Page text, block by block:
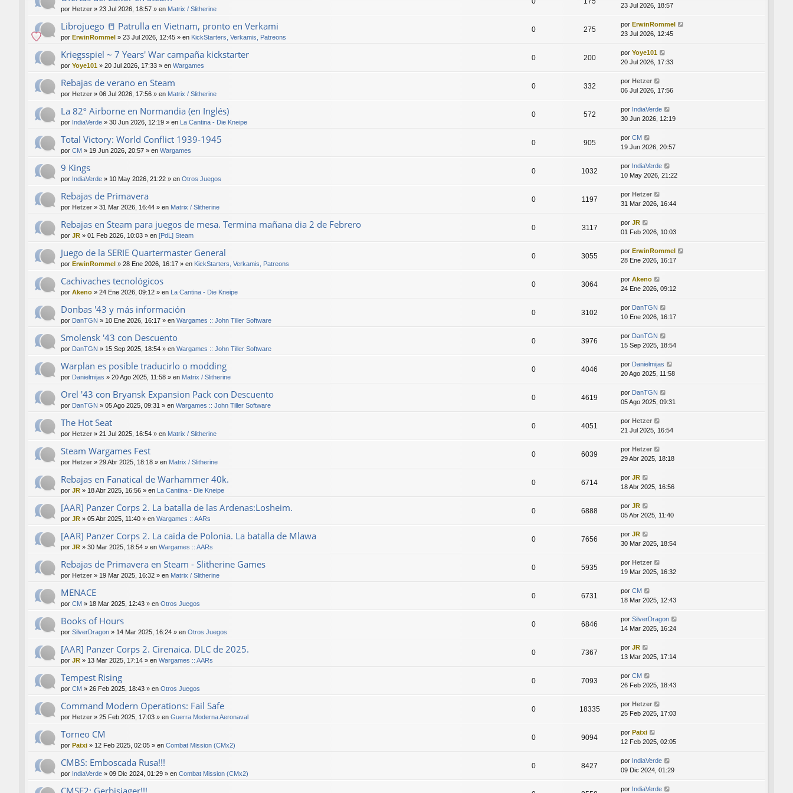
por Hetzer » 23 Jul 2026, 18:57 » en Matrix / Slitherine
23 Jul 2026, 18:57
Librojuego 📒 Patrulla en Vietnam, pronto en Verkami
por ErwinRommel » 23 Jul 2026, 12:45 » en KickStarters, Verkamis, Patreons
0 275
por ErwinRommel
23 Jul 2026, 12:45
Kriegsspiel ~ 7 Years' War campaña kickstarter
por Yoye101 » 20 Jul 2026, 17:33 » en Wargames
0 200
por Yoye101
20 Jul 2026, 17:33
Rebajas de verano en Steam
por Hetzer » 06 Jul 2026, 17:56 » en Matrix / Slitherine
0 332
por Hetzer
06 Jul 2026, 17:56
La 82º Airborne en Normandia (en Inglés)
por IndiaVerde » 30 Jun 2026, 12:19 » en La Cantina - Die Kneipe
0 572
por IndiaVerde
30 Jun 2026, 12:19
Total Victory: World Conflict 1939-1945
por CM » 19 Jun 2026, 20:57 » en Wargames
0 905
por CM
19 Jun 2026, 20:57
9 Kings
por IndiaVerde » 10 May 2026, 21:22 » en Otros Juegos
0 1032
por IndiaVerde
10 May 2026, 21:22
Rebajas de Primavera
por Hetzer » 31 Mar 2026, 16:44 » en Matrix / Slitherine
0 1197
por Hetzer
31 Mar 2026, 16:44
Rebajas en Steam para juegos de mesa. Termina mañana dia 2 de Febrero
por JR » 01 Feb 2026, 10:03 » en [PdL] Steam
0 3117
por JR
01 Feb 2026, 10:03
Juego de la SERIE Quartermaster General
por ErwinRommel » 28 Ene 2026, 16:17 » en KickStarters, Verkamis, Patreons
0 3055
por ErwinRommel
28 Ene 2026, 16:17
Cachivaches tecnológicos
por Akeno » 24 Ene 2026, 09:12 » en La Cantina - Die Kneipe
0 3064
por Akeno
24 Ene 2026, 09:12
Donbas '43 y más información
por DanTGN » 10 Ene 2026, 16:17 » en Wargames :: John Tiller Software
0 3102
por DanTGN
10 Ene 2026, 16:17
Smolensk '43 con Descuento
por DanTGN » 15 Sep 2025, 18:54 » en Wargames :: John Tiller Software
0 3976
por DanTGN
15 Sep 2025, 18:54
Warplan es posible traducirlo o modding
por Danielmijas » 20 Ago 2025, 11:58 » en Matrix / Slitherine
0 4046
por Danielmijas
20 Ago 2025, 11:58
Orel '43 con Bryansk Expansion Pack con Descuento
por DanTGN » 05 Ago 2025, 09:31 » en Wargames :: John Tiller Software
0 4619
por DanTGN
05 Ago 2025, 09:31
The Hot Seat
por Hetzer » 21 Jul 2025, 16:54 » en Matrix / Slitherine
0 4051
por Hetzer
21 Jul 2025, 16:54
Steam Wargames Fest
por Hetzer » 29 Abr 2025, 18:18 » en Matrix / Slitherine
0 6039
por Hetzer
29 Abr 2025, 18:18
Rebajas en Fanatical de Warhammer 40k.
por JR » 18 Abr 2025, 16:56 » en La Cantina - Die Kneipe
0 6714
por JR
18 Abr 2025, 16:56
[AAR] Panzer Corps 2. La batalla de las Ardenas:Losheim.
por JR » 05 Abr 2025, 11:40 » en Wargames :: AARs
0 6888
por JR
05 Abr 2025, 11:40
[AAR] Panzer Corps 2. La caida de Polonia. La batalla de Mlawa
por JR » 30 Mar 2025, 18:54 » en Wargames :: AARs
0 7656
por JR
30 Mar 2025, 18:54
Rebajas de Primavera en Steam - Slitherine Games
por Hetzer » 19 Mar 2025, 16:32 » en Matrix / Slitherine
0 5935
por Hetzer
19 Mar 2025, 16:32
MENACE
por CM » 18 Mar 2025, 12:43 » en Otros Juegos
0 6731
por CM
18 Mar 2025, 12:43
Books of Hours
por SilverDragon » 14 Mar 2025, 16:24 » en Otros Juegos
0 6846
por SilverDragon
14 Mar 2025, 16:24
[AAR] Panzer Corps 2. Cirenaica. DLC de 2025.
por JR » 13 Mar 2025, 17:14 » en Wargames :: AARs
0 7367
por JR
13 Mar 2025, 17:14
Tempest Rising
por CM » 26 Feb 2025, 18:43 » en Otros Juegos
0 7093
por CM
26 Feb 2025, 18:43
Command Modern Operations: Fail Safe
por Hetzer » 25 Feb 2025, 17:03 » en Guerra Moderna Aeronaval
0 18335
por Hetzer
25 Feb 2025, 17:03
Torneo CM
por Patxi » 12 Feb 2025, 02:05 » en Combat Mission (CMx2)
0 9094
por Patxi
12 Feb 2025, 02:05
CMBS: Emboscada Rusa!!!
por IndiaVerde » 09 Dic 2024, 01:29 » en Combat Mission (CMx2)
0 8427
por IndiaVerde
09 Dic 2024, 01:29
por IndiaVerde